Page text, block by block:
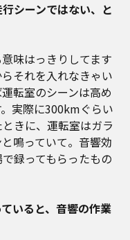
シーンではない、と
味はっきりしてます
それを入れなきゃい
転室のシーンは高め
実際に300kmぐらい
きに、運転室はガラ
鳴っていて。音響効
録ってもらったもの
いると、音響の作業